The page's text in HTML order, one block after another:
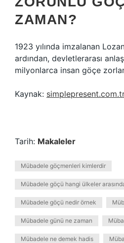
ZAMAN?
1923 yılında imzalanan
ardından, devletlerarası
milyonlarca insan göçe
Kaynak:
Tarih: Makaleler
Mübadele göçmenleri kimlerdir
Mübadele göçü hangi ülkeler
Mübadele göçü nedir örnek
Mübadele günü ne zaman
Mübadele ne demek hadis